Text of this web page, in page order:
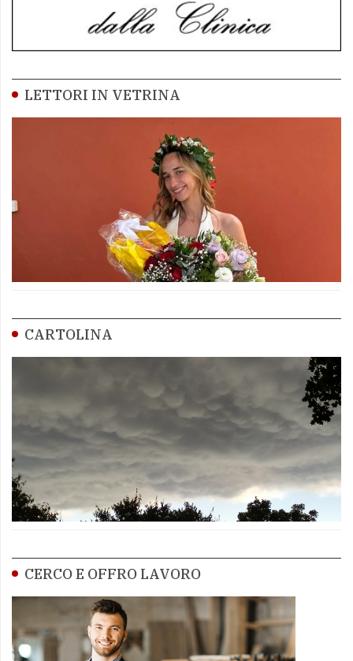
LETTORI IN VETRINA
CARTOLINA
CERCO E OFFRO LAVORO